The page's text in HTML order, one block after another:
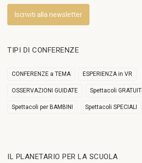
Iscriviti alla newsletter
TIPI DI CONFERENZE
CONFERENZE a TEMA ESPERIENZA in VR
OSSERVAZIONI GUIDATE Spettacoli GRATUITI
Spettacoli per BAMBINI Spettacoli SPECIALI
IL PLANETARIO PER LA SCUOLA